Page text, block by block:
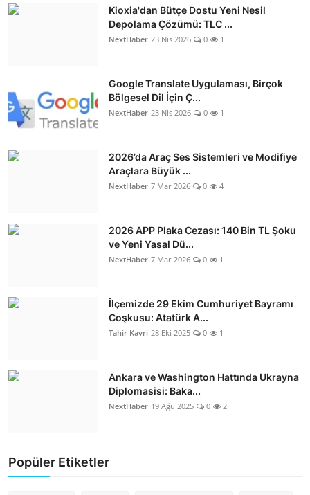
Kioxia'dan Bütçe Dostu Yeni Nesil
Depolama Çözümü: TLC ...
NextHaber 23 Nis 2026 0 1
Google Translate Uygulaması, Birçok
Bölgesel Dil İçin Ç...
NextHaber 23 Nis 2026 0 1
2026’da Araç Ses Sistemleri ve Modifiye
Araçlara Büyük ...
NextHaber 7 Mar 2026 0 4
2026 APP Plaka Cezası: 140 Bin TL Şoku
ve Yeni Yasal Dü...
NextHaber 7 Mar 2026 0 1
İlçemizde 29 Ekim Cumhuriyet Bayramı
Coşkusu: Atatürk A...
Tahir Kavri 28 Eki 2025 0 1
Ankara ve Washington Hattında Ukrayna
Diplomasisi: Baka...
NextHaber 19 Ağu 2025 0 2
Popüler Etiketler